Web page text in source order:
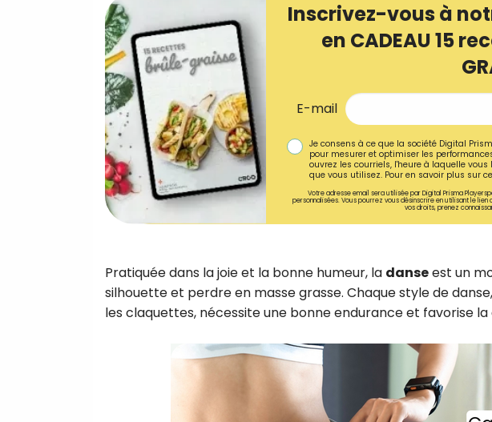
Inscrivez-vous à
en CADEAU 15
E-mail
Je consens à ce que la société Digital
pour mesurer et optimiser les
ouvrez les courriels, l'heure à laquelle
que vous utilisez. Pour en savoir plus sur
Votre adresse email sera utilisée par Digital Prisma
personnalisées. Vous pourrez vous désinscrire en utilisant le
vos droits, prenez
Pratiquée dans la joie et la bonne humeur, la danseest un
silhouette et perdre en masse grasse. Chaque style de
les claquettes, nécessite une bonne endurance et favorise